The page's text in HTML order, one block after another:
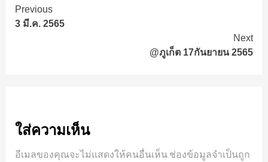
Continue
Reading
Previous
3 มี.ค. 2565
Next
@ภูเก็ต 17กันยายน 2565
ใส่ความเห็น
อีเมลของคุณจะไม่แสดงให้คนอื่นเห็น ช่องข้อมูลจำเป็นถูก